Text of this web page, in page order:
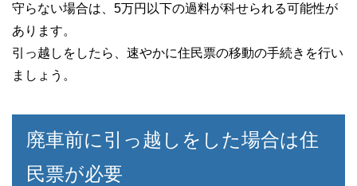
守らない場合は、5万円以下の過料が科せられる可能性が
あります。
引っ越しをしたら、速やかに住民票の移動の手続きを行い
ましょう。
廃車前に引っ越しをした場合は住
民票が必要